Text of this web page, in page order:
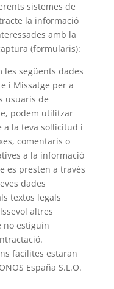
sistemes de
la informació
amb la
(formularis):
les següents dades
i Missatge per a
usuaris de
podem utilitzar
la teva sol·licitud i
comentaris o
a la informació
es presten a través
dades
textos legals
altres
no estiguin
facilites estaran
España S.L.O.